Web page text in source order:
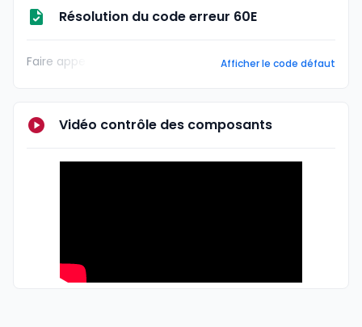
Résolution du code erreur 60E
Faire appe Afficher le code défaut
Vidéo contrôle des composants